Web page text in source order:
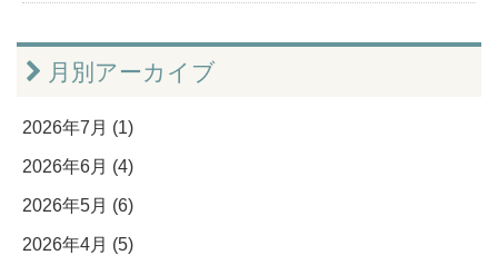
月別アーカイブ
2026年7月 (1)
2026年6月 (4)
2026年5月 (6)
2026年4月 (5)